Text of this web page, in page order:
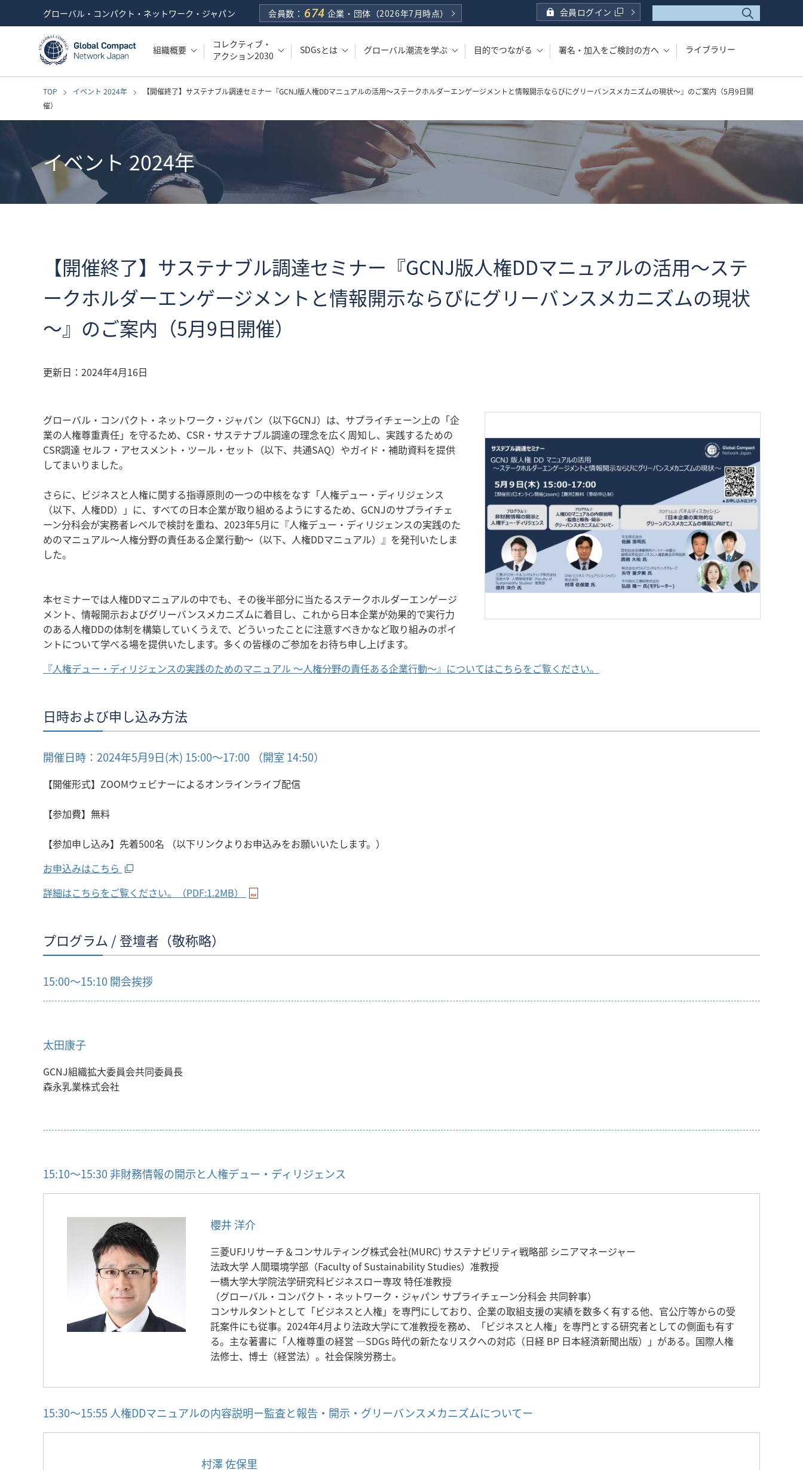
組織概要
コレクティブ・
アクション2030
SDGsとは グローバル潮流を学ぶ 目的でつながる 署名・加入をご検討の方へ ライブラリー
グローバル・コンパクト・ネットワーク・ジャパン 会員数： 674 企業・団体 （2026年7月時点） 会員ログイン
TOP イベント 2024年
【開催終了】サステナブル調達セミナー『GCNJ版人権DDマニュアルの活用～ステークホルダーエンゲージメントと情報開示ならびにグリーバンスメカニズムの現状～』のご案内（5月9日開
催）
イベント 2024年
【開催終了】サステナブル調達セミナー『GCNJ版人権DDマニュアルの活用～ステ
ークホルダーエンゲージメントと情報開示ならびにグリーバンスメカニズムの現状
～』のご案内（5月9日開催）
更新日： 2024年4月16日
グローバル・コンパクト・ネットワーク・ジャパン（以下GCNJ）は、サプライチェーン上の「企
業の人権尊重責任」を守るため、CSR・サステナブル調達の理念を広く周知し、実践するための
CSR調達 セルフ・アセスメント・ツール・セット（以下、共通SAQ）やガイド・補助資料を提供
してまいりました。
さらに、ビジネスと人権に関する指導原則の一つの中核をなす「人権デュー・ディリジェンス
（以下、人権DD）」に、すべての日本企業が取り組めるようにするため、GCNJのサプライチェ
ーン分科会が実務者レベルで検討を重ね、2023年5月に『人権デュー・ディリジェンスの実践のた
めのマニュアル～人権分野の責任ある企業行動～（以下、人権DDマニュアル）』を発刊いたしま
した。
本セミナーでは人権DDマニュアルの中でも、その後半部分に当たるステークホルダーエンゲージ
メント、情報開示およびグリーバンスメカニズムに着目し、これから日本企業が効果的で実行力
のある人権DDの体制を構築していくうえで、どういったことに注意すべきかなど取り組みのポイ
ントについて学べる場を提供いたします。多くの皆様のご参加をお待ち申し上げます。
『人権デュー・ディリジェンスの実践のためのマニュアル ～人権分野の責任ある企業行動～』についてはこちらをご覧ください。
日時および申し込み方法
開催日時：2024年5月9日(木) 15:00～17:00 （開室 14:50）
【開催形式】ZOOMウェビナーによるオンラインライブ配信
【参加費】無料
【参加申し込み】先着500名 （以下リンクよりお申込みをお願いいたします。）
お申込みはこちら
詳細はこちらをご覧ください。（PDF:1.2MB）
プログラム / 登壇者（敬称略）
15:00～15:10 開会挨拶
太田康子
GCNJ組織拡大委員会共同委員長
森永乳業株式会社
15:10～15:30 非財務情報の開示と人権デュー・ディリジェンス
櫻井 洋介
三菱UFJリサーチ＆コンサルティング株式会社(MURC) サステナビリティ戦略部 シニアマネージャー
法政大学 人間環境学部（Faculty of Sustainability Studies）准教授
一橋大学大学院法学研究科ビジネスロー専攻 特任准教授
（グローバル・コンパクト・ネットワーク・ジャパン サプライチェーン分科会 共同幹事）
コンサルタントとして「ビジネスと人権」を専門にしており、企業の取組支援の実績を数多く有する他、官公庁等からの受
託案件にも従事。2024年4月より法政大学にて准教授を務め、「ビジネスと人権」を専門とする研究者としての側面も有す
る。主な著書に「人権尊重の経営 ―SDGs 時代の新たなリスクへの対応（日経 BP 日本経済新聞出版）」がある。国際人権
法修士、博士（経営法）。社会保険労務士。
15:30～15:55 人権DDマニュアルの内容説明ー監査と報告・開示・グリーバンスメカニズムについてー
村澤 佐保里